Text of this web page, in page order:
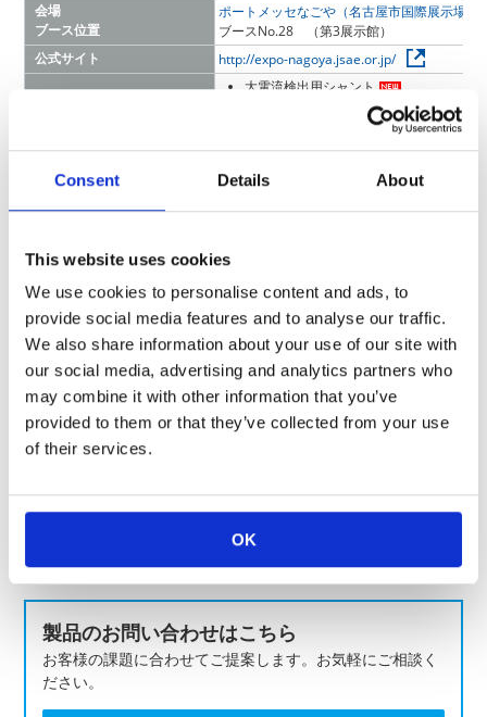
Consent Details About
This website uses cookies
We use cookies to personalise content and ads, to
provide social media features and to analyse our traffic.
We also share information about your use of our site with
our social media, advertising and analytics partners who
may combine it with other information that you’ve
provided to them or that they’ve collected from your use
of their services.
OK
会場
ブース位置
ポートメッセなごや（名古屋市国際展示場）
ブースNo.28 （第3展示館）
公式サイト
http://expo-nagoya.jsae.or.jp/
大電流検出用シャント
高精度・高電圧分圧抵抗器
【大電流検出用シャント】
こちら＞＞＞
製品のお問い合わせはこちら
お客様の課題に合わせてご提案します。お気軽にご相談く
ださい。